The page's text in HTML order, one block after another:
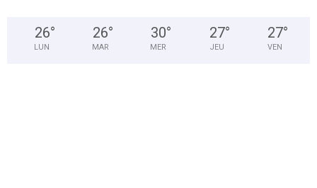
26°
LUN
26°
MAR
30°
MER
27°
JEU
27°
VEN